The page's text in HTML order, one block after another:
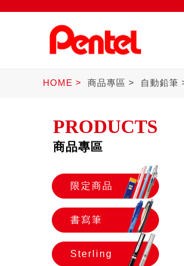
書寫筆
HOME 商品專區 自動鉛筆
PRODUCTS
商品專區
限定商品
書寫筆
Sterling